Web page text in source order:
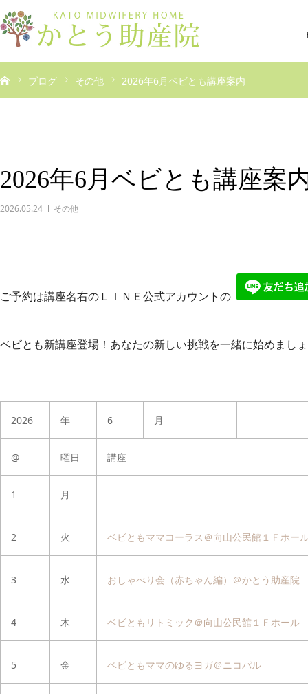
ブログ その他 2026年6月ベビとも講座案内
2026年6月ベビとも講座案
2026.05.24 その他
ご予約は講座名右のＬＩＮＥ公式アカウントの
ベビとも新講座登場！ あなたの新しい挑戦を一緒に始めまし
2026 年 6 月
@ 曜日 講座
1 月
2 火 ベビともママコーラス＠向山公民館１Ｆホー
3 水 おしゃべり会（赤ちゃん編）＠かとう助産院
4 木 ベビともリトミック＠向山公民館１Ｆホール
5 金 ベビともママのゆるヨガ＠ニコパル